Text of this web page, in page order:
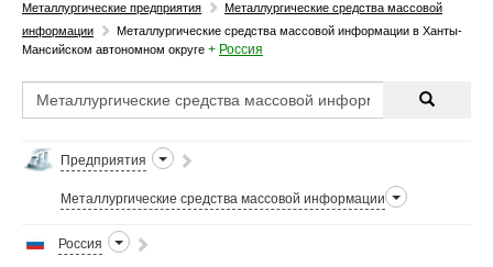
Металлургические предприятия
Металлургические средства массовой
информации
Металлургические средства массовой информации в Ханты-
Мансийском автономном округе + Россия
Предприятия
Металлургические средства массовой информации
Россия